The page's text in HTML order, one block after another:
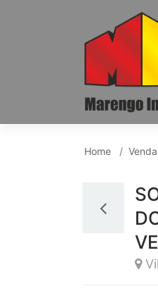
Sobrado
Home Venda